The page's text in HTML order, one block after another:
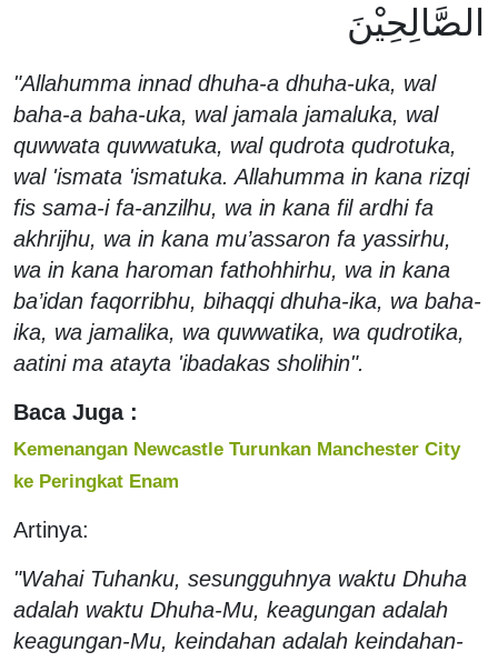
الصَّالِحِيْنَ
"Allahumma innad dhuha-a dhuha-uka, wal
baha-a baha-uka, wal jamala jamaluka, wal
quwwata quwwatuka, wal qudrota qudrotuka,
wal 'ismata 'ismatuka. Allahumma in kana rizqi
fis sama-i fa-anzilhu, wa in kana fil ardhi fa
akhrijhu, wa in kana mu’assaron fa yassirhu,
wa in kana haroman fathohhirhu, wa in kana
ba’idan faqorribhu, bihaqqi dhuha-ika, wa baha-
ika, wa jamalika, wa quwwatika, wa qudrotika,
aatini ma atayta 'ibadakas sholihin".
Baca Juga :
Kemenangan Newcastle Turunkan Manchester City
ke Peringkat Enam
Artinya:
"Wahai Tuhanku, sesungguhnya waktu Dhuha
adalah waktu Dhuha-Mu, keagungan adalah
keagungan-Mu, keindahan adalah keindahan-